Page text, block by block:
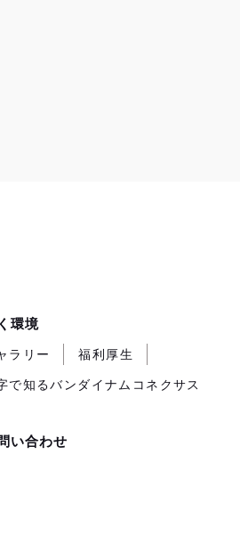
環境
ラリー 福利厚生
で知るバンダイナムコネクサス
い合わせ